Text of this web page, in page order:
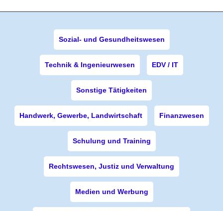
Sozial- und Gesundheitswesen
Technik & Ingenieurwesen EDV / IT
Sonstige Tätigkeiten
Handwerk, Gewerbe, Landwirtschaft Finanzwesen
Schulung und Training
Rechtswesen, Justiz und Verwaltung
Medien und Werbung